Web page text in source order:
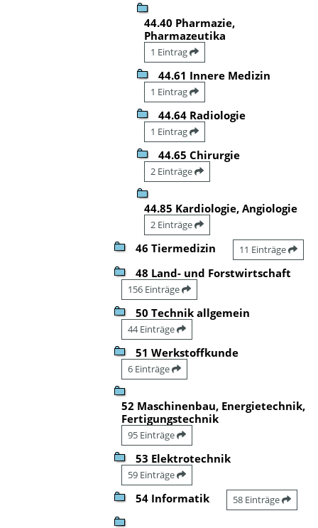
44.40 Pharmazie,
Pharmazeutika
1 Eintrag
44.61 Innere Medizin
1 Eintrag
44.64 Radiologie
1 Eintrag
44.65 Chirurgie
2 Einträge
44.85 Kardiologie, Angiologie
2 Einträge
46 Tiermedizin 11 Einträge
48 Land- und Forstwirtschaft
156 Einträge
50 Technik allgemein
44 Einträge
51 Werkstoffkunde
6 Einträge
52 Maschinenbau, Energietechnik,
Fertigungstechnik
95 Einträge
53 Elektrotechnik
59 Einträge
54 Informatik 58 Einträge